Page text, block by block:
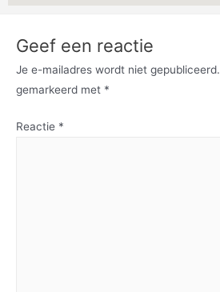
Geef een reactie
Je e-mailadres wordt niet gepubliceerd.
gemarkeerd met *
Reactie *